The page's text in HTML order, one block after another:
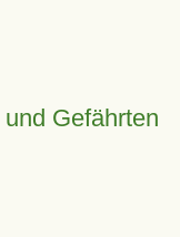
und Gefährten